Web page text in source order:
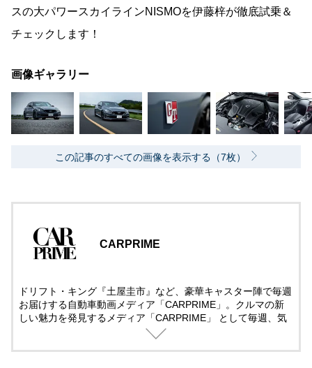
スの大パワースカイラインNISMOを伊藤梓が徹底試乗＆
チェックします！
画像ギャラリー
この記事のすべての画像を表示する（7枚）
CARPRIME
ドリフト・キング『土屋圭市』など、豪華キャスター陣で毎週
お届けする自動車動画メディア「CARPRIME」。クルマの新
しい魅力を発見するメディア「CARPRIME」 として毎週、気
になるクルマ、話題のクルマを取り上げ、クルマのある日常を